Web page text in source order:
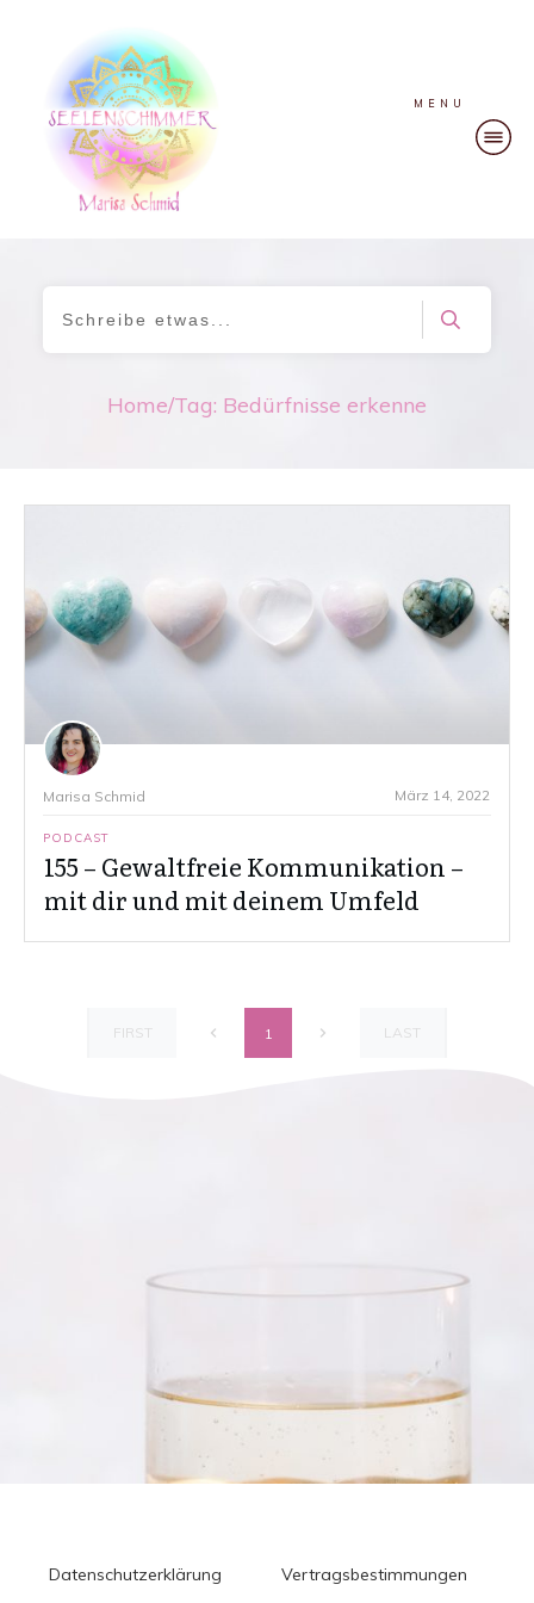
MENU
Home/Tag: Bedürfnisse erkenne
Marisa Schmid März 14, 2022
PODCAST
155 – Gewaltfreie Kommunikation –
mit dir und mit deinem Umfeld
FIRST 1 LAST
Datenschutzerklärung
Vertragsbestimmungen